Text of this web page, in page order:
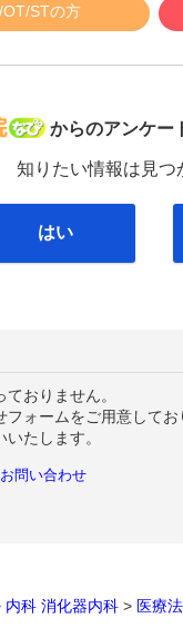
OT/STの方
病院なび
からのアンケー
知りたい情報は見つ
はい
おりません。
フォームをご用意して
たします。
問い合わせ
内科 消化器内科 > 医療